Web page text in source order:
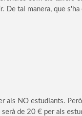
De tal manera, que
als NO estudiants.
de 20 € per als